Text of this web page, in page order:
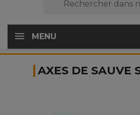
MENU
AXES DE SAUVE